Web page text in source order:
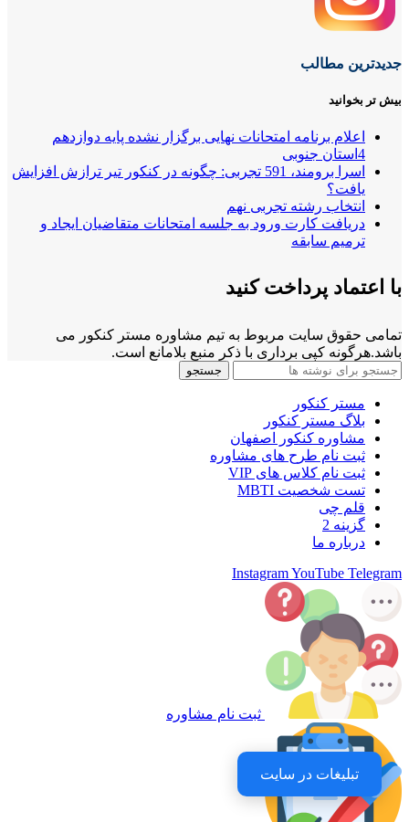
جدیدترین مطالب
بیش تر بخوانید
اعلام برنامه امتحانات نهایی برگزار نشده پایه دوازدهم
4استان جنوبی
اسرا برومند، 591 تجربی: چگونه در کنکور تیر ترازش افزایش
یافت؟
انتخاب رشته تجربی نهم
دریافت کارت ورود به جلسه امتحانات متقاضیان ایجاد و
ترمیم سابقه
با اعتماد پرداخت کنید
تمامی حقوق سایت مربوط به تیم مشاوره مستر کنکور می
باشد.هرگونه کپی برداری با ذکر منبع بلامانع است.
جستجو
مستر کنکور
بلاگ مستر کنکور
مشاوره کنکور اصفهان
ثبت نام طرح های مشاوره
ثبت نام کلاس های VIP
تست شخصیت MBTI
قلم چی
گزینه 2
درباره ما
InstagramYouTube Telegram
ثبت نام مشاوره
تبلیغات در سایت